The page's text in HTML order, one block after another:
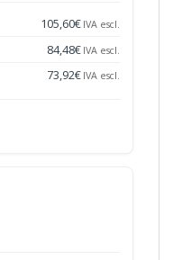
105,60€ IVA escl.
84,48€ IVA escl.
73,92€ IVA escl.